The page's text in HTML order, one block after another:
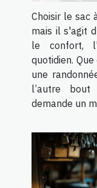
Choisir le sac
mais il s'agit
le confort,
quotidien.
une
l’autre bout
demande un